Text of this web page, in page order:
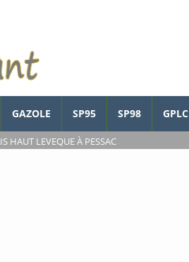
GAZOLE SP95 SP98 GPLC
HAUT LEVEQUE À PESSAC